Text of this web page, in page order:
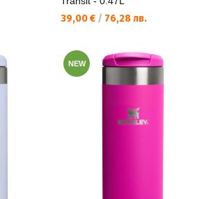
Текуща цена:
39,00 € / 76,28 лв.
NEW